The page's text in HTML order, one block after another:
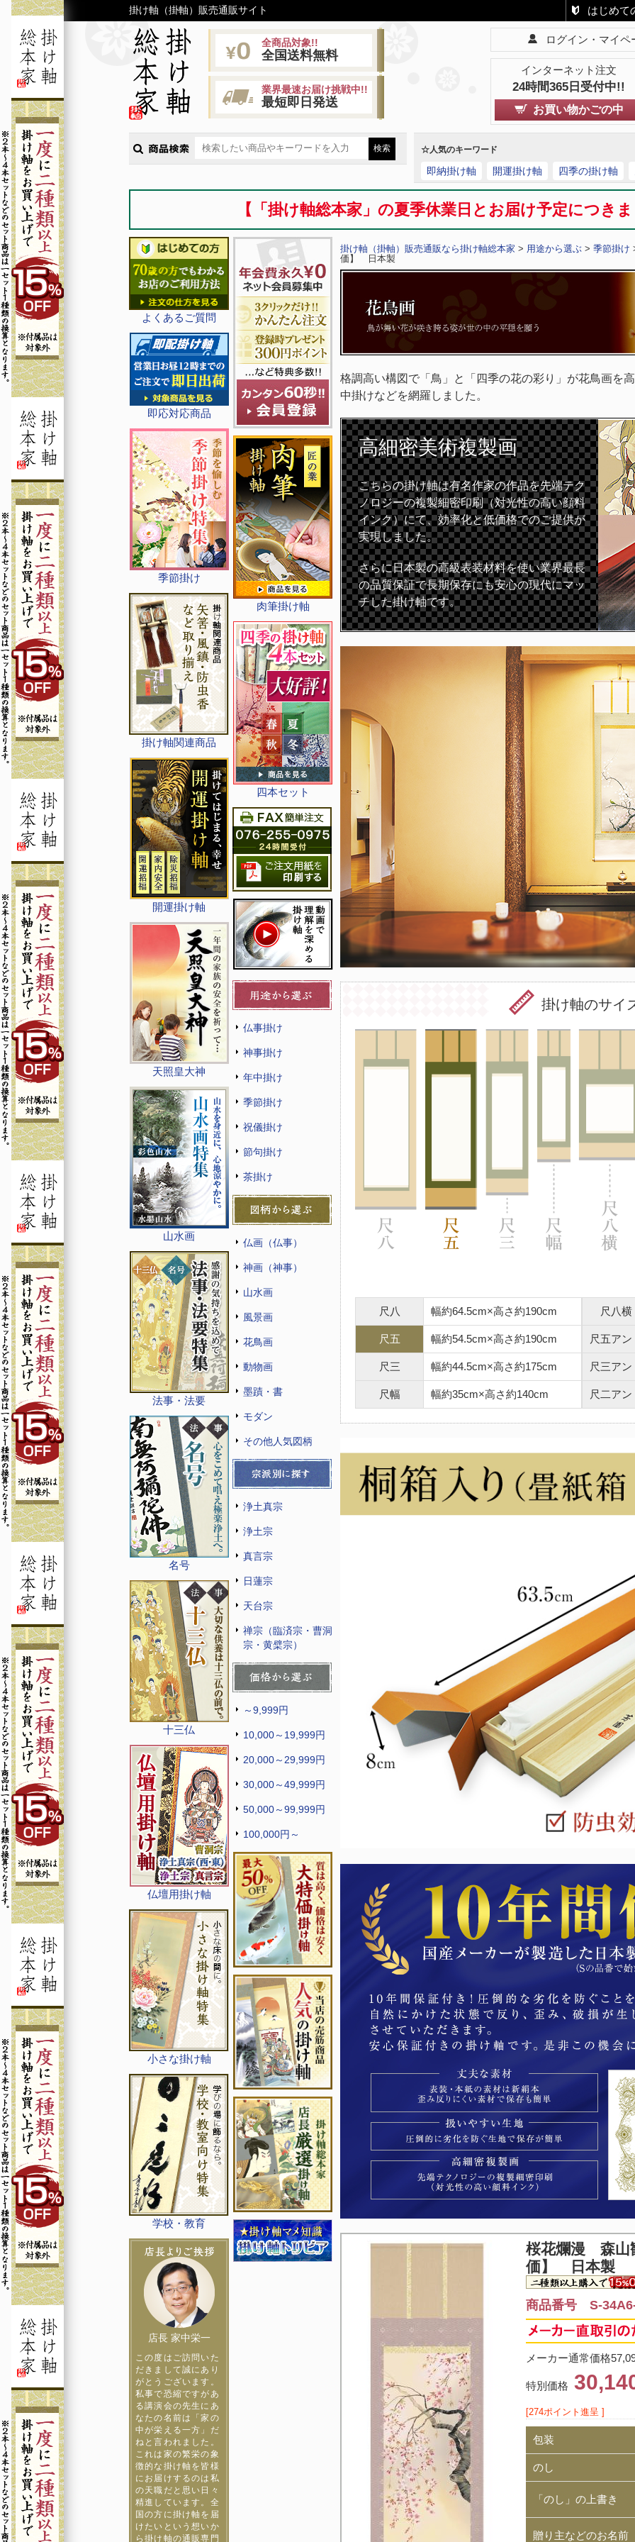
掛け軸（掛軸）販売通販サイト はじめて
全商品対象!!
全国送料無料
業界最速お届け挑戦中!!
最短即日発送
ログイン・マイペ
インターネット注文
24時間365日受付中!!
お買い物かごの中
☆人気のキーワード
即納掛け軸 開運掛け軸 四季の掛け軸
【「掛け軸総本家」の夏季休業日とお届け予定につ
よくあるご質問
即応対応商品
季節掛け
掛け軸関連商品
開運掛け軸
天照皇大神
山水画
法事・法要
名号
十三仏
仏壇用掛け軸
小さな掛け軸
学校・教育
店長 家中栄一
この度はご訪問いた
だきまして誠にあり
がとうございます。
私事で恐縮ですがあ
る講演会の先生にあ
なたの名前は「家の
中が栄える一方」だ
ねと言われました。
これは家の繁栄の象
徴的な掛け軸を皆様
にお届けするのは私
の天職だと思い日々
精進しています。全
国の方に掛け軸を届
けたいという想いか
ら掛け軸の通販専門
肉筆掛け軸
四本セット
仏事掛け
神事掛け
年中掛け
季節掛け
祝儀掛け
節句掛け
茶掛け
仏画（仏事）
神画（神事）
山水画
風景画
花鳥画
動物画
墨蹟・書
モダン
その他人気図柄
浄土真宗
浄土宗
真言宗
日蓮宗
天台宗
禅宗（臨済宗・曹洞
宗・黄檗宗）
～9,999円
10,000～19,999円
20,000～29,999円
30,000～49,999円
50,000～99,999円
100,000円～
掛け軸（掛軸）販売通販なら掛け軸総本家 > 用途から選ぶ > 季節掛け
価】 日本製
格調高い構図で「鳥」と「四季の花の彩り」が花鳥画を
中掛けなどを網羅しました。
高細密美術複製画
こちらの掛け軸は有名作家の作品を先端テク
ノロジーの複製細密印刷（対光性の高い顔料
インク）にて、効率化と低価格でのご提供が
実現しました。
さらに日本製の高級表装材料を使い業界最長
の品質保証で長期保存にも安心の現代にマッ
チした掛け軸です。
掛け軸のサイ
尺八 幅約64.5cm×高さ約190cm
尺五 幅約54.5cm×高さ約190cm
尺三 幅約44.5cm×高さ約175cm
尺幅 幅約35cm×高さ約140cm
尺八横
尺五アン
尺三アン
尺二アン
桜花爛漫 森
価】 日本製
商品番号 S-
メーカー通常価格
特別価格
[274ポイント進呈 ]
包装
のし
「のし」の上書き
贈り主などのお名前